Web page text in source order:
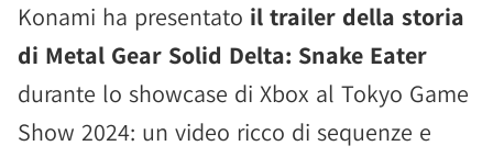
Konami ha presentato il trailer della storia
di Metal Gear Solid Delta: Snake Eater
durante lo showcase di Xbox al Tokyo Game
Show 2024: un video ricco di sequenze e